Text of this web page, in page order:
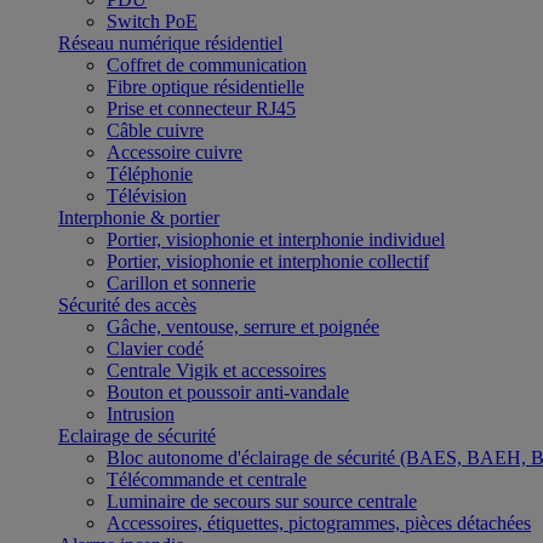
Switch PoE
Réseau numérique résidentiel
Coffret de communication
Fibre optique résidentielle
Prise et connecteur RJ45
Câble cuivre
Accessoire cuivre
Téléphonie
Télévision
Interphonie & portier
Portier, visiophonie et interphonie individuel
Portier, visiophonie et interphonie collectif
Carillon et sonnerie
Sécurité des accès
Gâche, ventouse, serrure et poignée
Clavier codé
Centrale Vigik et accessoires
Bouton et poussoir anti-vandale
Intrusion
Eclairage de sécurité
Bloc autonome d'éclairage de sécurité (BAES,
Télécommande et centrale
Luminaire de secours sur source centrale
Accessoires, étiquettes, pictogrammes, pièces détachées